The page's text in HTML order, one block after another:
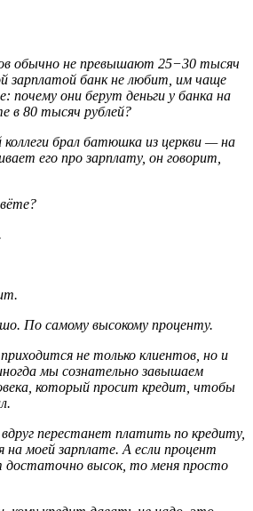
обычно не превышают 25−30 тысяч
зарплатой банк не любит, им чаще
почему они берут деньги у банка на
в 80 тысяч рублей?
брал батюшка из церкви — на
его про зарплату, он говорит,
По самому высокому проценту.
не только клиентов, но и
мы сознательно завышаем
который просит кредит, чтобы
перестанет платить по кредиту,
моей зарплате. А если процент
достаточно высок, то меня просто